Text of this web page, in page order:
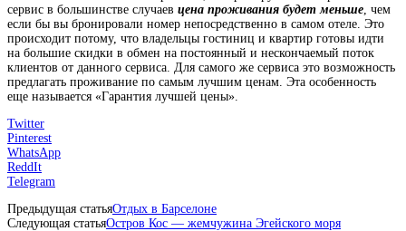
сервис в большинстве случаев цена проживания будет меньше , чем
если бы вы бронировали номер непосредственно в самом отеле. Это
происходит потому, что владельцы гостиниц и квартир готовы идти
на большие скидки в обмен на постоянный и нескончаемый поток
клиентов от данного сервиса. Для самого же сервиса это возможность
предлагать проживание по самым лучшим ценам. Эта особенность
еще называется «Гарантия лучшей цены».
Twitter
Pinterest
WhatsApp
ReddIt
Telegram
Предыдущая статьяОтдых в Барселоне
Следующая статьяОстров Кос — жемчужина Эгейского моря